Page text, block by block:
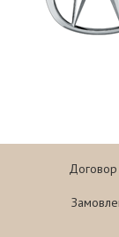
Автомобільні
ціна і
Франкфурті,